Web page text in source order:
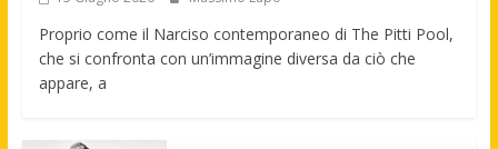
Proprio come il Narciso contemporaneo di The Pitti Pool,
che si confronta con un’immagine diversa da ciò che
appare, a